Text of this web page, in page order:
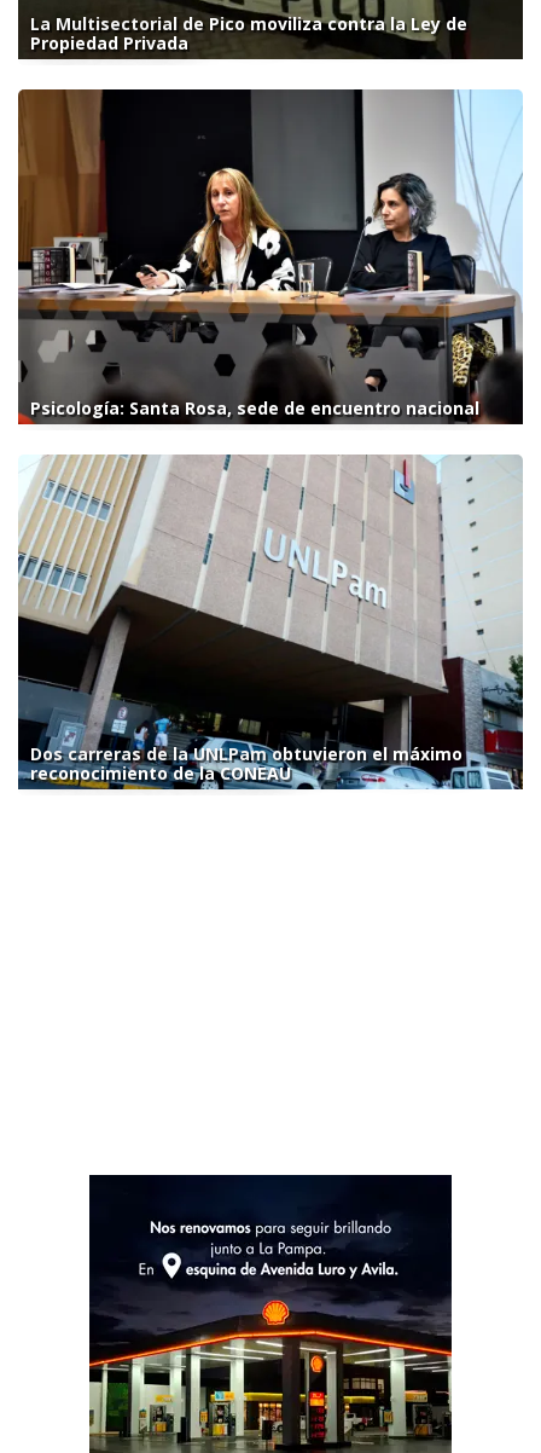
La Multisectorial de Pico moviliza contra la Ley de
Propiedad Privada
Psicología: Santa Rosa, sede de encuentro nacional
Dos carreras de la UNLPam obtuvieron el máximo
reconocimiento de la CONEAU